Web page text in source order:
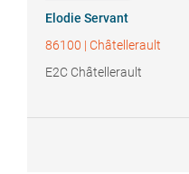
Elodie Servant
86100 | Châtellerault
E2C Châtellerault